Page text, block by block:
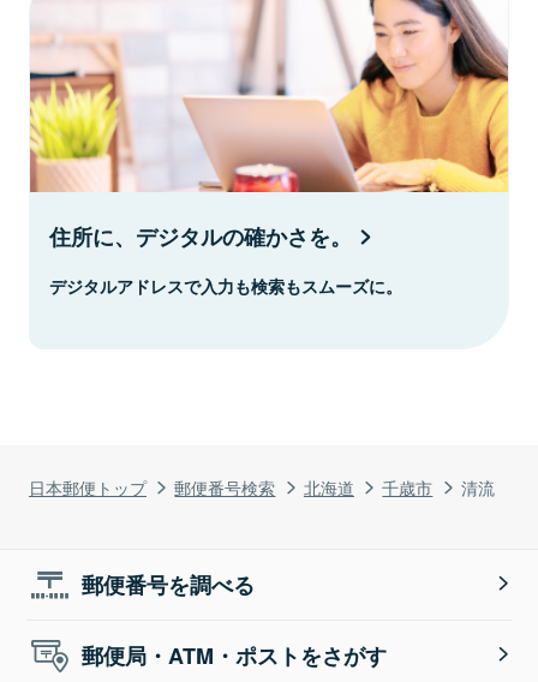
日本郵便トップ 郵便番号検索 北海道 千歳市 清流
住所に、デジタルの確かさを。
デジタルアドレスで入力も検索もスムーズに。
郵便番号を調べる
郵便局・ATM・ポストをさがす